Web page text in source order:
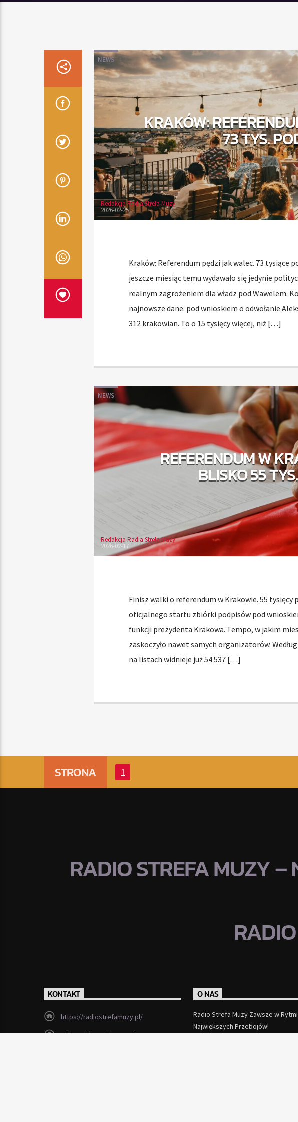
NEWS
KRAKÓW:
73 TYS.
Redakcja Radia Strefa Muzy
2026-02-25
Kraków: Referendum pędzi jak walec. 73 tysiące
jeszcze miesiąc temu wydawało się jedynie
realnym zagrożeniem dla władz pod Wawelem.
najnowsze dane: pod wnioskiem o odwołanie
312 krakowian. To o 15 tysięcy więcej, niż […]
NEWS
REFERENDUM W
BLISKO 55
Redakcja Radia Strefa Muzy
2026-02-17
Finisz walki o referendum w Krakowie. 55
oficjalnego startu zbiórki podpisów pod
funkcji prezydenta Krakowa. Tempo, w jakim
zaskoczyło nawet samych organizatorów.
na listach widnieje już 54 537 […]
STRONA 1
RADIO STREFA MUZY –
KONTAKT
https://radiostrefamuzy.pl/
miki@radiostrefamuzy.pl
O NAS
Radio Strefa Muzy Zawsze w
Największych Przebojów!